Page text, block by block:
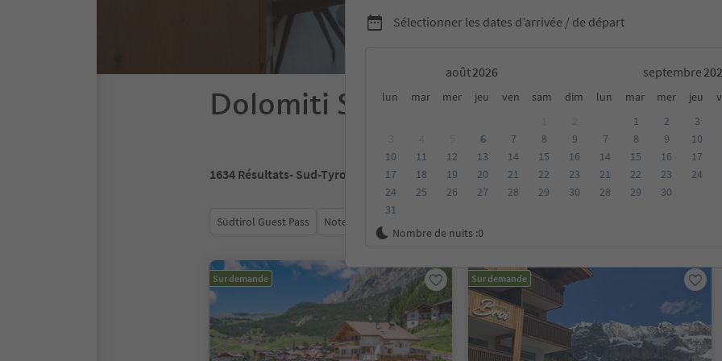
Sélectionner les dates d’arrivée / de départ
août septembre
lun mar mer jeu ven sam dim lun mar mer jeu
6 7 8
9
10
11 12 13 14 15
16
17
18 19 20 21 22
23
24
25 26 27 28 29
30
31
1 2 3
7
8 9 10
14
15 16 17
21
22 23 24
28
29 30
Nombre de nuits :0
Dolomiti Spring Days
1634 Résultats- Sud-Tyrol
Südtirol Guest Pass Note moyenne
Sur demande Sur demande